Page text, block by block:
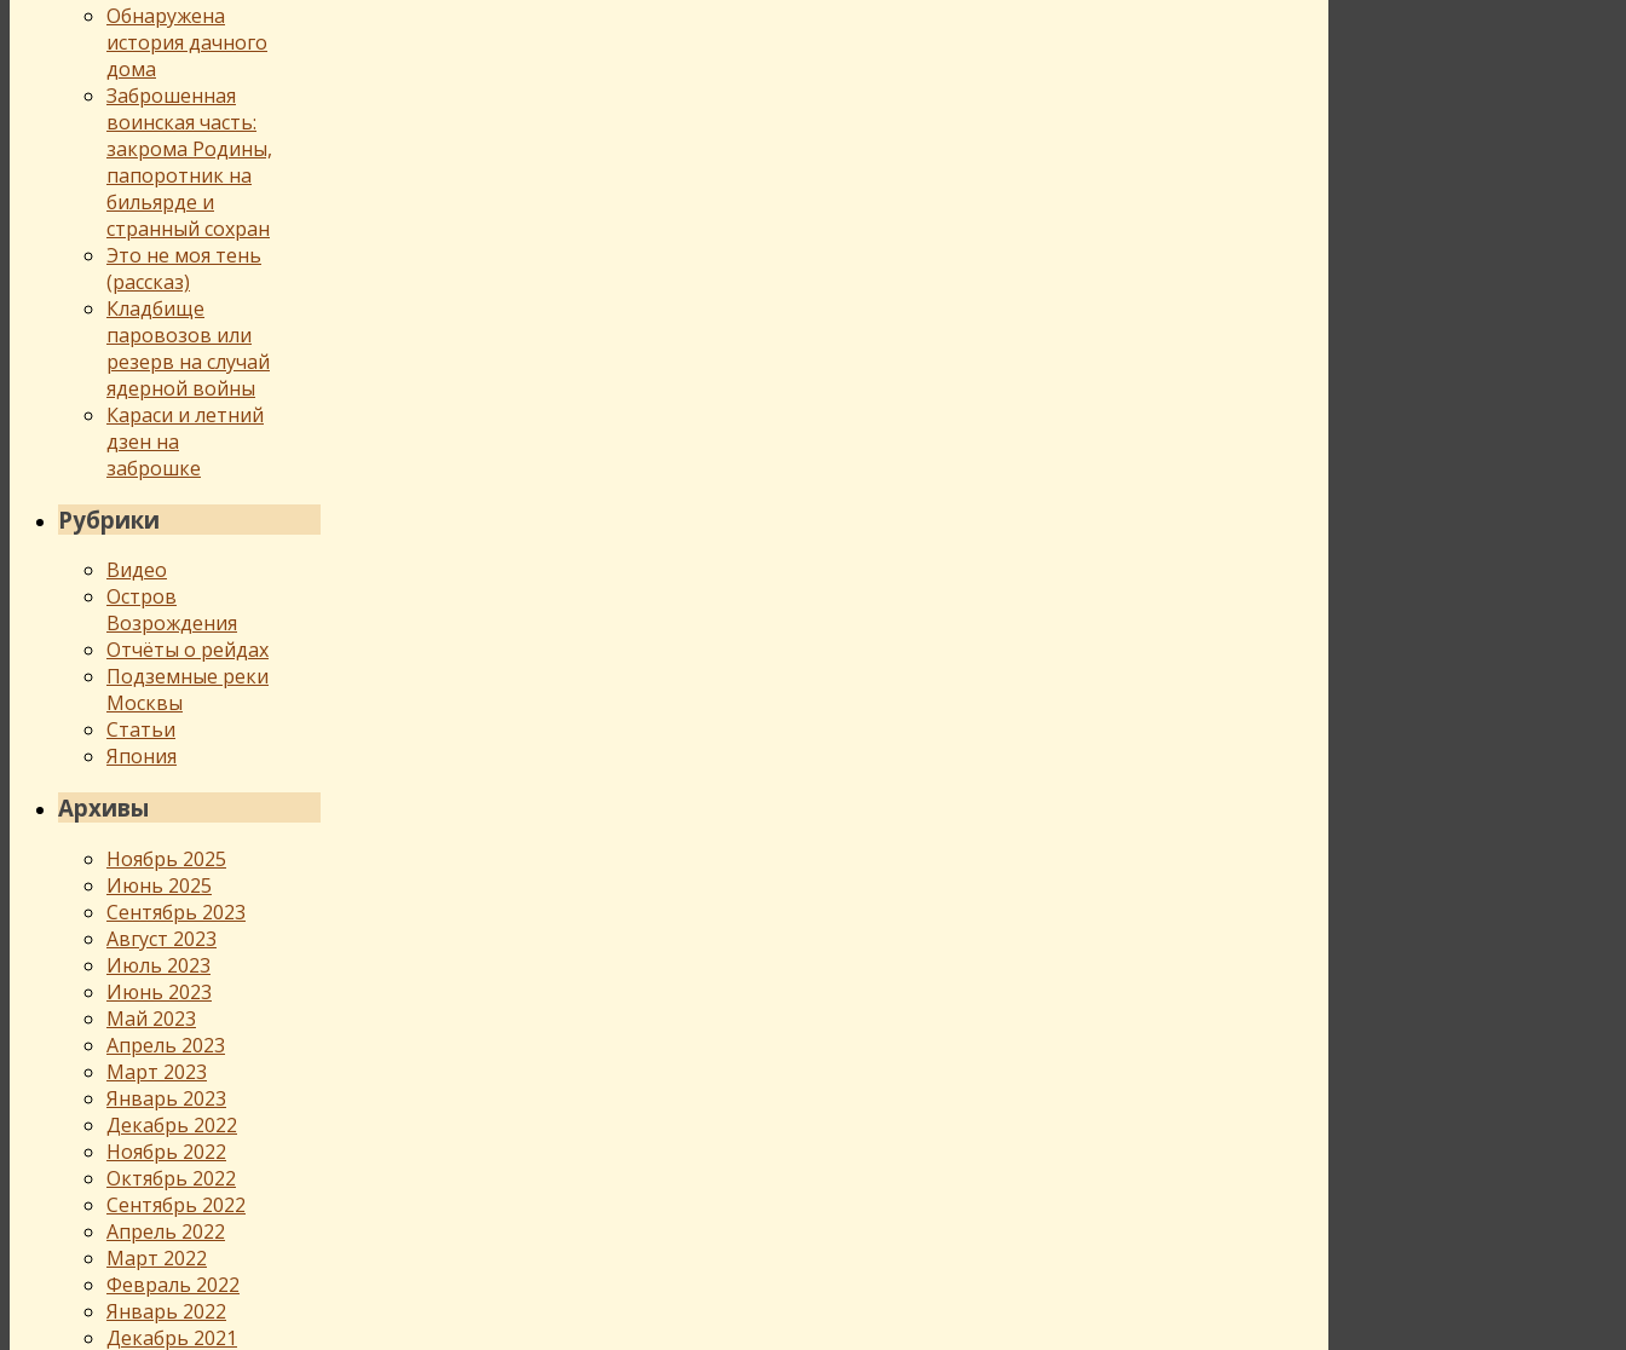
Обнаружена
история дачного
дома
Заброшенная
воинская часть:
закрома Родины,
папоротник на
бильярде и
странный сохран
Это не моя тень
(рассказ)
Кладбище
паровозов или
резерв на случай
ядерной войны
Караси и летний
дзен на
заброшке
Рубрики
Видео
Остров
Возрождения
Отчёты о рейдах
Подземные реки
Москвы
Статьи
Япония
Архивы
Ноябрь 2025
Июнь 2025
Сентябрь 2023
Август 2023
Июль 2023
Июнь 2023
Май 2023
Апрель 2023
Март 2023
Январь 2023
Декабрь 2022
Ноябрь 2022
Октябрь 2022
Сентябрь 2022
Апрель 2022
Март 2022
Февраль 2022
Январь 2022
Декабрь 2021